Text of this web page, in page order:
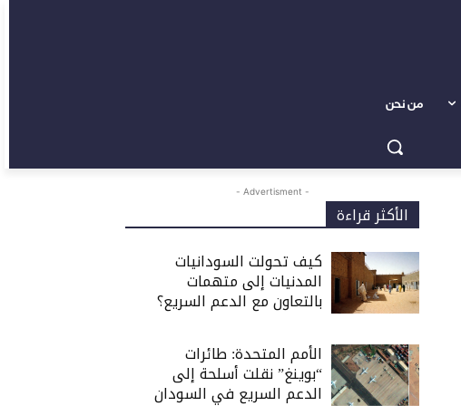
من نحن
- Advertisment -
الأكثر قراءة
كيف تحولت السودانيات
المدنيات إلى متهمات
بالتعاون مع الدعم السريع؟
الأمم المتحدة: طائرات
“بوينغ” نقلت أسلحة إلى
الدعم السريع في السودان